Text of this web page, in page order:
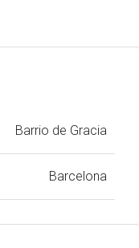
Barrio de Gracia
Barcelona